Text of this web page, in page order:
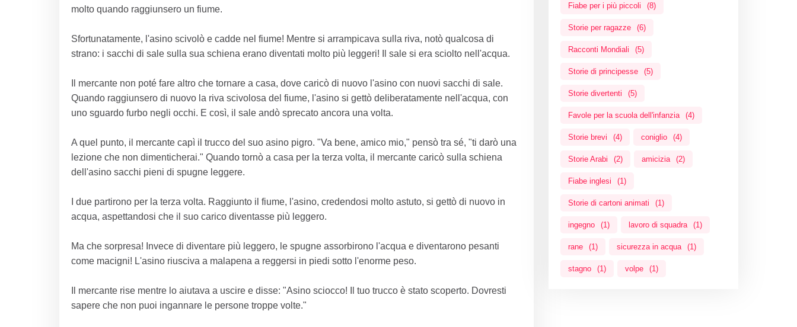
molto quando raggiunsero un fiume.
Sfortunatamente, l'asino scivolò e cadde nel fiume! Mentre si arrampicava sulla riva, notò qualcosa di
strano: i sacchi di sale sulla sua schiena erano diventati molto più leggeri! Il sale si era sciolto nell'acqua.
Il mercante non poté fare altro che tornare a casa, dove caricò di nuovo l'asino con nuovi sacchi di sale.
Quando raggiunsero di nuovo la riva scivolosa del fiume, l'asino si gettò deliberatamente nell'acqua, con
uno sguardo furbo negli occhi. E così, il sale andò sprecato ancora una volta.
A quel punto, il mercante capì il trucco del suo asino pigro. "Va bene, amico mio," pensò tra sé, "ti darò una
lezione che non dimenticherai." Quando tornò a casa per la terza volta, il mercante caricò sulla schiena
dell'asino sacchi pieni di spugne leggere.
I due partirono per la terza volta. Raggiunto il fiume, l'asino, credendosi molto astuto, si gettò di nuovo in
acqua, aspettandosi che il suo carico diventasse più leggero.
Ma che sorpresa! Invece di diventare più leggero, le spugne assorbirono l'acqua e diventarono pesanti
come macigni! L'asino riusciva a malapena a reggersi in piedi sotto l'enorme peso.
Il mercante rise mentre lo aiutava a uscire e disse: "Asino sciocco! Il tuo trucco è stato scoperto. Dovresti
sapere che non puoi ingannare le persone troppe volte."
Fiabe per i più piccoli (8)
Storie per ragazze (6)
Racconti Mondiali (5)
Storie di principesse (5)
Storie divertenti (5)
Favole per la scuola dell'infanzia (4)
Storie brevi (4) coniglio (4)
Storie Arabi (2) amicizia (2)
Fiabe inglesi (1)
Storie di cartoni animati (1)
ingegno (1) lavoro di squadra (1)
rane (1) sicurezza in acqua (1)
stagno (1) volpe (1)